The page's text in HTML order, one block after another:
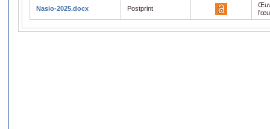
Nasio-2025.docx Postprint